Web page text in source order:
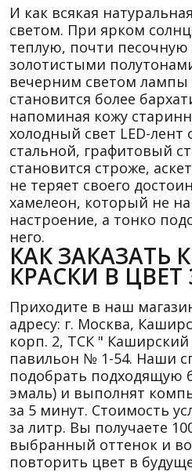
И как всякая
светом. При ярком
теплую, почти песочную
золотистыми
вечерним светом лампы
становится более
напоминая кожу
холодный свет LED-лент
стальной, графитовый
становится строже,
не теряет своего
хамелеон, который не
настроение, а тонко
него.
КАК ЗАКАЗАТЬ
КРАСКИ В ЦВЕТ
Приходите в наш
адресу: г. Москва,
корп. 2, ТСК "
павильон № 1-54. Наши
подобрать подходящую
эмаль) и выполнят
за 5 минут. Стоимость
за литр. Вы получаете
выбранный оттенок и
повторить цвет в